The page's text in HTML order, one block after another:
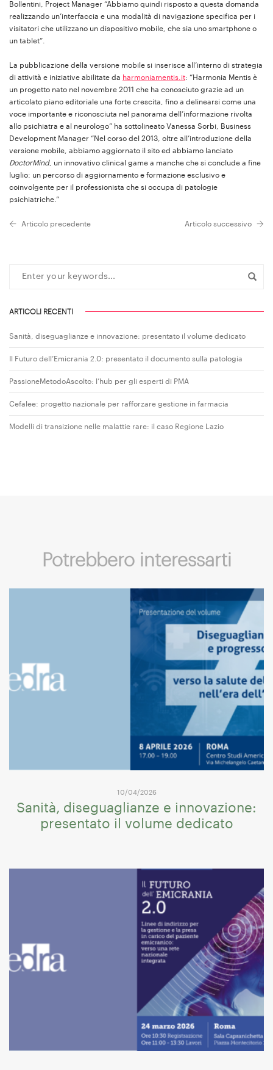
Bollentini, Project Manager “Abbiamo quindi risposto a questa domanda
realizzando un’interfaccia e una modalità di navigazione specifica per i
visitatori che utilizzano un dispositivo mobile, che sia uno smartphone o
un tablet”.
La pubblicazione della versione mobile si inserisce all’interno di strategia
di attività e iniziative abilitate da harmoniamentis.it: “Harmonia Mentis è
un progetto nato nel novembre 2011 che ha conosciuto grazie ad un
articolato piano editoriale una forte crescita, fino a delinearsi come una
voce importante e riconosciuta nel panorama dell’informazione rivolta
allo psichiatra e al neurologo” ha sottolineato Vanessa Sorbi, Business
Development Manager “Nel corso del 2013, oltre all’introduzione della
versione mobile, abbiamo aggiornato il sito ed abbiamo lanciato
DoctorMind, un innovativo clinical game a manche che si conclude a fine
luglio: un percorso di aggiornamento e formazione esclusivo e
coinvolgente per il professionista che si occupa di patologie
psichiatriche.”
Articolo precedente Articolo successivo
ARTICOLI RECENTI
Sanità, diseguaglianze e innovazione: presentato il volume dedicato
Il Futuro dell’Emicrania 2.0: presentato il documento sulla patologia
PassioneMetodoAscolto: l’hub per gli esperti di PMA
Cefalee: progetto nazionale per rafforzare gestione in farmacia
Modelli di transizione nelle malattie rare: il caso Regione Lazio
Potrebbero interessarti
10/04/2026
Sanità, diseguaglianze e innovazione:
presentato il volume dedicato